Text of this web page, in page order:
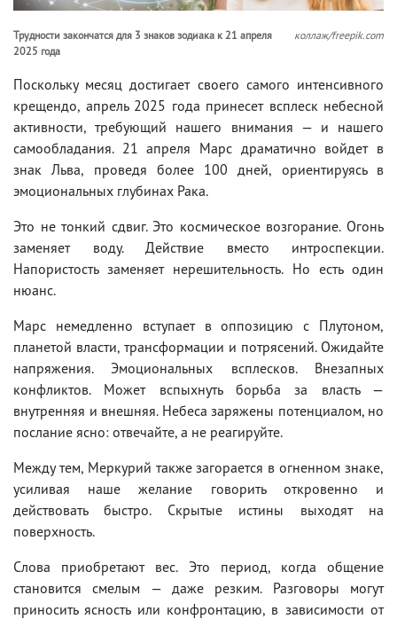
Трудности закончатся для 3 знаков зодиака к 21 апреля
2025 года
коллаж/freepik.com
Поскольку месяц достигает своего самого интенсивного
крещендо, апрель 2025 года принесет всплеск небесной
активности, требующий нашего внимания — и нашего
самообладания. 21 апреля Марс драматично войдет в
знак Льва, проведя более 100 дней, ориентируясь в
эмоциональных глубинах Рака.
Это не тонкий сдвиг. Это космическое возгорание. Огонь
заменяет воду. Действие вместо интроспекции.
Напористость заменяет нерешительность. Но есть один
нюанс.
Марс немедленно вступает в оппозицию с Плутоном,
планетой власти, трансформации и потрясений. Ожидайте
напряжения. Эмоциональных всплесков. Внезапных
конфликтов. Может вспыхнуть борьба за власть —
внутренняя и внешняя. Небеса заряжены потенциалом, но
послание ясно: отвечайте, а не реагируйте.
Между тем, Меркурий также загорается в огненном знаке,
усиливая наше желание говорить откровенно и
действовать быстро. Скрытые истины выходят на
поверхность.
Слова приобретают вес. Это период, когда общение
становится смелым — даже резким. Разговоры могут
приносить ясность или конфронтацию, в зависимости от